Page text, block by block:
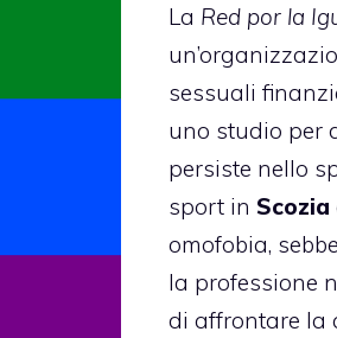
La Red por la
sessuali
uno studio per
persiste nello
sport in Scozia
omofobia,
la professione
di affrontare la